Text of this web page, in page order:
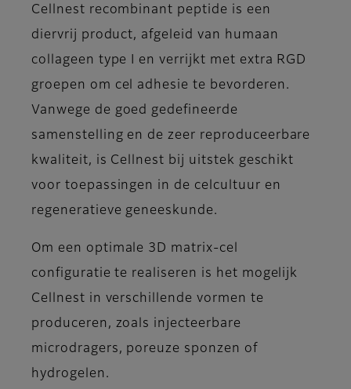
Cellnest recombinant peptide is een
diervrij product, afgeleid van humaan
collageen type I en verrijkt met extra RGD
groepen om cel adhesie te bevorderen.
Vanwege de goed gedefineerde
samenstelling en de zeer reproduceerbare
kwaliteit, is Cellnest bij uitstek geschikt
voor toepassingen in de celcultuur en
regeneratieve geneeskunde.
Om een optimale 3D matrix-cel
configuratie te realiseren is het mogelijk
Cellnest in verschillende vormen te
produceren, zoals injecteerbare
microdragers, poreuze sponzen of
hydrogelen.